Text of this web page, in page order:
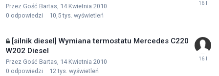
Przez Gość Bartas, 14 Kwietnia 2010
0 odpowiedzi 10,5 tys. wyświetleń
[silnik diesel] Wymiana termostatu Mercedes C220
W202 Diesel
Przez Gość Bartas, 14 Kwietnia 2010
0 odpowiedzi 12 tys. wyświetleń